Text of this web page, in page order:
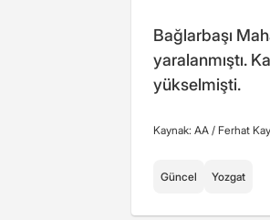
Bağlarbaşı
yaralanmıştı.
yükselmişti.
Kaynak: AA / Ferhat
Güncel Yozgat